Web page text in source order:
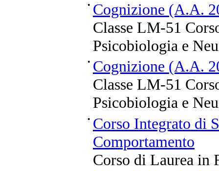
• Cognizione (A.A.
Classe LM-51
Psicobiologia e
• Cognizione (A.A.
Classe LM-51
Psicobiologia e
• Corso Integrato di
Comportamento
Corso di Laurea in